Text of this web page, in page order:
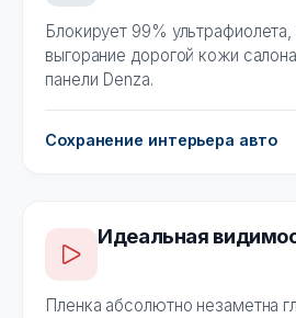
Блокирует 99%
выгорание дорогой кожи
панели Denza.
Сохранение интерьера авто
Идеальная
Пленка абсолютно незаметна